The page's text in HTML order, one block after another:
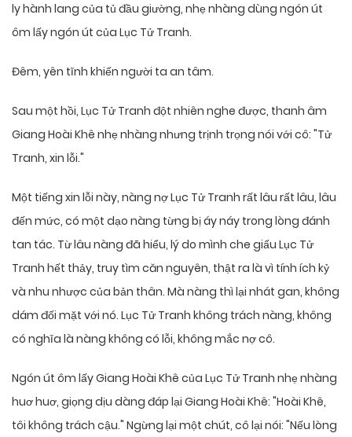
ly hành lang của tủ đầu giường, nhẹ nhàng dùng ngón út
ôm lấy ngón út của Lục Tử Tranh.
Đêm, yên tĩnh khiến người ta an tâm.
Sau một hồi, Lục Tử Tranh đột nhiên nghe được, thanh âm
Giang Hoài Khê nhẹ nhàng nhưng trịnh trọng nói với cô: "Tử
Tranh, xin lỗi."
Một tiếng xin lỗi này, nàng nợ Lục Tử Tranh rất lâu rất lâu, lâu
đến mức, có một dạo nàng từng bị áy náy trong lòng đánh
tan tác. Từ lâu nàng đã hiểu, lý do mình che giấu Lục Tử
Tranh hết thảy, truy tìm căn nguyên, thật ra là vì tính ích kỷ
và nhu nhược của bản thân. Mà nàng thì lại nhát gan, không
dám đối mặt với nó. Lục Tử Tranh không trách nàng, không
có nghĩa là nàng không có lỗi, không mắc nợ cô.
Ngón út ôm lấy Giang Hoài Khê của Lục Tử Tranh nhẹ nhàng
huơ huơ, giọng dịu dàng đáp lại Giang Hoài Khê: "Hoài Khê,
tôi không trách cậu." Ngừng lại một chút, cô lại nói: "Nếu lòng